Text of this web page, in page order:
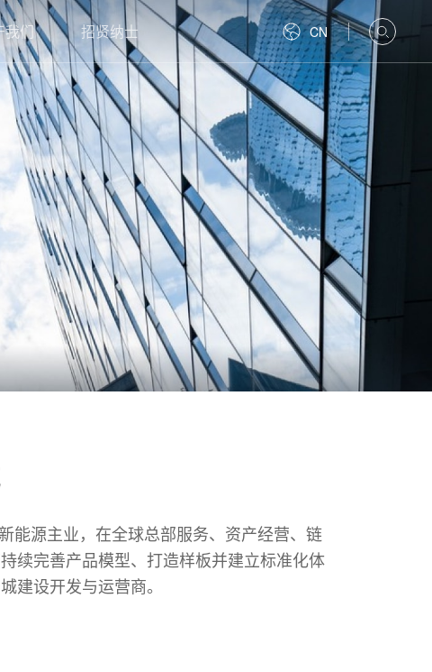
我们 招贤纳士 CN
能源主业，在全球总部服务、资产经营、链
续完善产品模型、打造样板并建立标准化体
建设开发与运营商。
是湖州融入长三角的龙头项目，总建设用地
目总建设用地 207 亩，总建筑面积 11 万
校友总部园项目和位于西湖区云谷小镇的谷